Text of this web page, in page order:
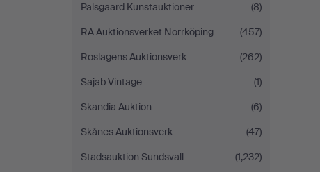
Palsgaard Kunstauktioner
(8)
RA Auktionsverket Norrköping
(457)
Roslagens Auktionsverk
(262)
Sajab Vintage
(1)
Skandia Auktion
(6)
Skånes Auktionsverk
(47)
Stadsauktion Sundsvall
(1,232)